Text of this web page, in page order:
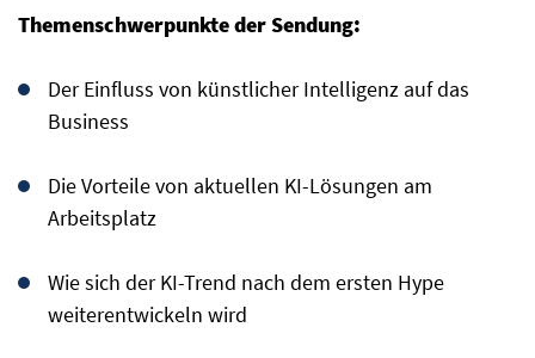
Themenschwerpunkte der Sendung:
Der Einfluss von künstlicher Intelligenz auf das
Business
Die Vorteile von aktuellen KI-Lösungen am
Arbeitsplatz
Wie sich der KI-Trend nach dem ersten Hype
weiterentwickeln wird